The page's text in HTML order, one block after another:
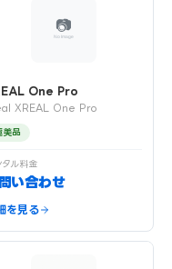
One Pro
XREAL One Pro
美品
タル料金
い合わせ
を見る